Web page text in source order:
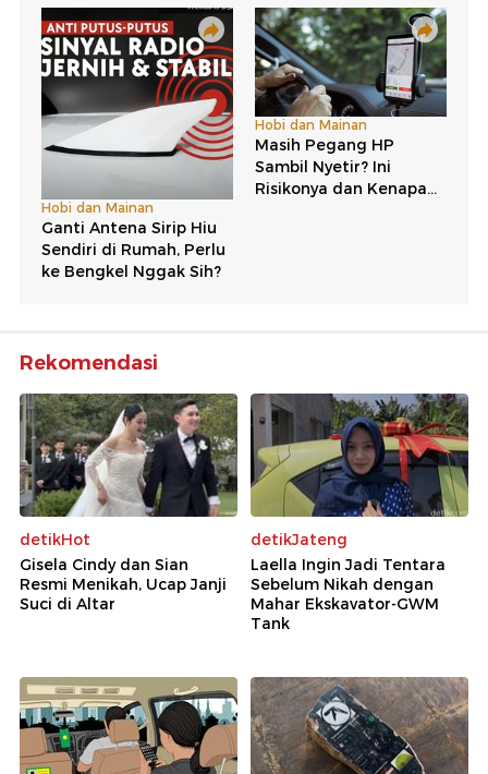
Rekomendasi
detikHot
Gisela Cindy dan Sian
Resmi Menikah, Ucap Janji
Suci di Altar
detikJateng
Laella Ingin Jadi Tentara
Sebelum Nikah dengan
Mahar Ekskavator-GWM
Tank